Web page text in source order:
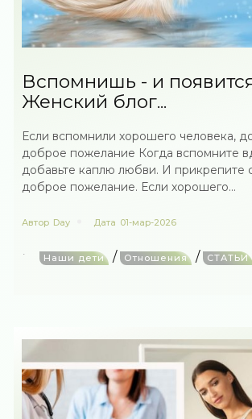
Вспомнишь - и
Женский блог...
Если вспомнили хорошего человека,
доброе пожелание Когда вспомните
добавьте каплю любви. И прикрепите
доброе пожелание. Если хорошего...
Автор Day Дата 01-мар-2026
Наши дети / Отношения / СТАТЬИ